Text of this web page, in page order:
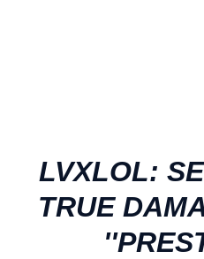
LVXLOL:
TRUE